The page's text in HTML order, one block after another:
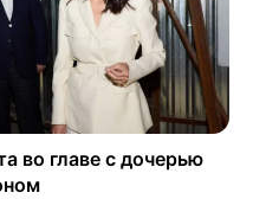
во главе с дочерью